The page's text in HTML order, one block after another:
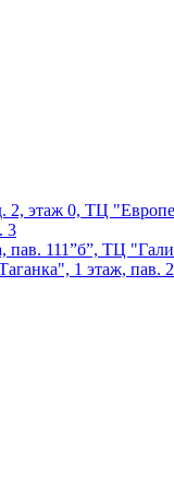
2, этаж 0, ТЦ
3
пав. 111”б”, ТЦ
1 этаж, пав.